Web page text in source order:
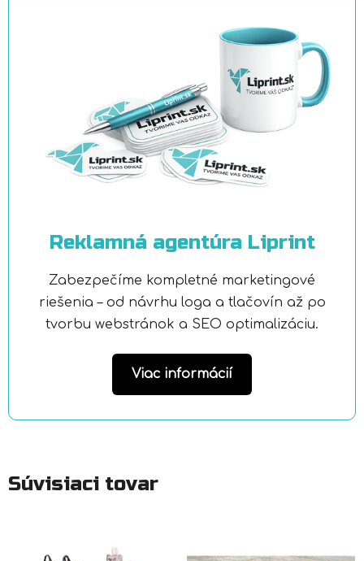
Reklamná agentúra Liprint
Zabezpečíme kompletné marketingové
riešenia – od návrhu loga a tlačovín až po
tvorbu webstránok a SEO optimalizáciu.
Viac informácií
Súvisiaci tovar